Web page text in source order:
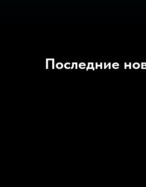
Последние